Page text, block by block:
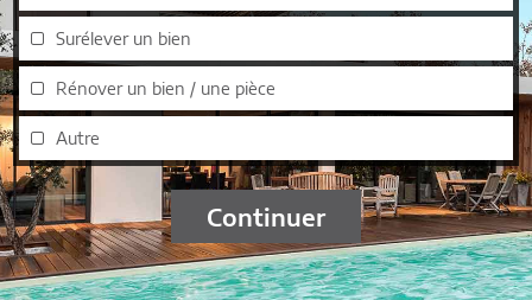
Surélever un bien
Rénover un bien / une pièce
Autre
Continuer